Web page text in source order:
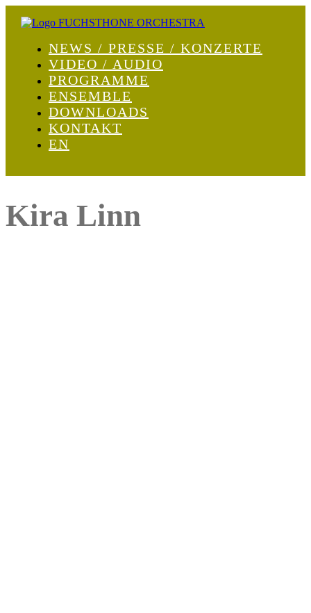
NEWS / PRESSE / KONZERTE
VIDEO / AUDIO
PROGRAMME
ENSEMBLE
DOWNLOADS
KONTAKT
EN
Kira Linn